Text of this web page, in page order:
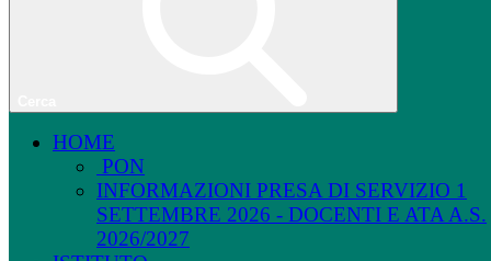
HOME
PON
INFORMAZIONI PRESA DI SERVIZIO 1
SETTEMBRE 2026 - DOCENTI E ATA A.S.
2026/2027